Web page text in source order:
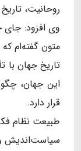
روحانیت،
وی افزود: جای
متون گفته‌ام
تاریخ جهان با
این جهان،
قرار دارد.
طبیعت نظام
سیاست‌اندیش